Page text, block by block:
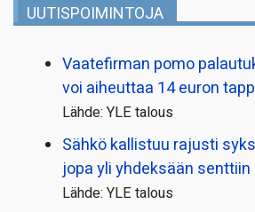
UUTISPOIMINTOJA
Vaatefirman pomo
voi aiheuttaa 14 euron
Lähde: YLE talous
Sähkö kallistuu rajusti
jopa yli yhdeksään senttiin
Lähde: YLE talous